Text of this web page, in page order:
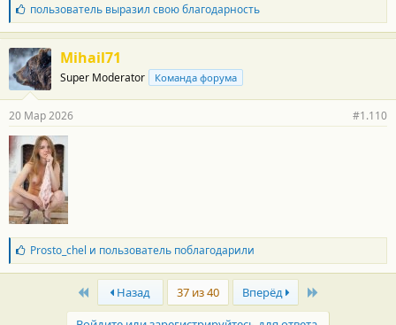
Б
л
а
г
о
д
а
н
о
с
т
и
:
пользовательвыразил свою благодарность
Mihail71
Super Moderator Команда форума
20 Мар 2026 #1.110
Б
л
а
Prosto_chel и пользовательпоблагодарили
First Назад 37 из 40 Вперёд